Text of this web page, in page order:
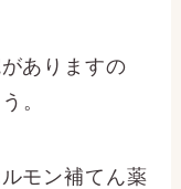
ありますの
。
モン補てん薬